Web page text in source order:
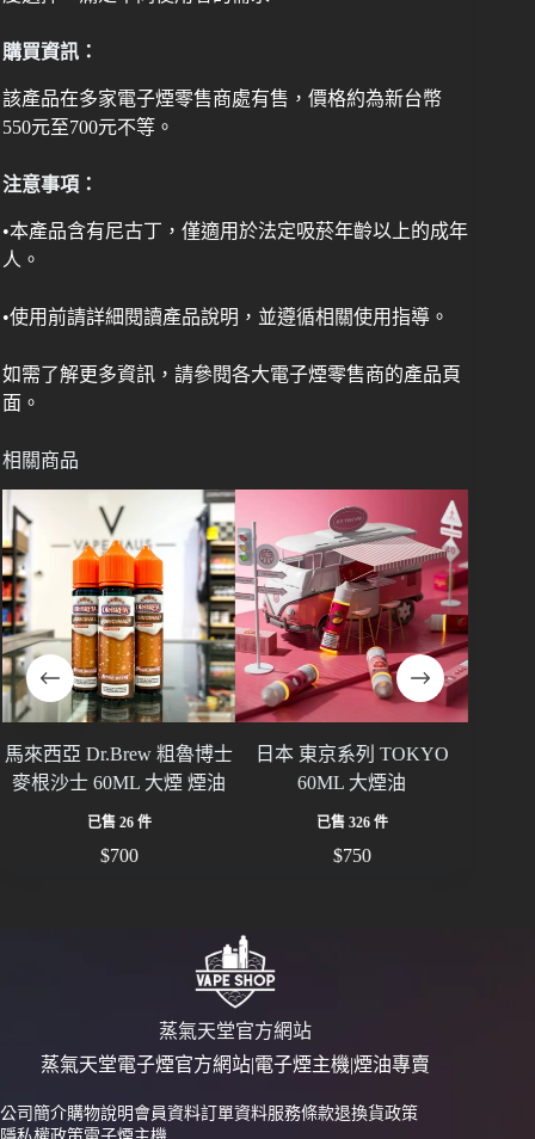
購買資訊：
該產品在多家電子煙零售商處有售，價格約為新台幣
550元至700元不等。
注意事項：
•本產品含有尼古丁，僅適用於法定吸菸年齡以上的成年
人。
•使用前請詳細閱讀產品說明，並遵循相關使用指導。
如需了解更多資訊，請參閱各大電子煙零售商的產品頁
面。
相關商品
馬來西亞 Dr.Brew 粗魯博士
麥根沙士 60ML 大煙 煙油
已售 26 件
$700
日本 東京系列 TOKYO
60ML 大煙油
已售 326 件
$750
蒸氣天堂官方網站
蒸氣天堂電子煙官方網站|電子煙主機|煙油專賣
公司簡介購物說明 會員資料訂單資料服務條款退換貨政策